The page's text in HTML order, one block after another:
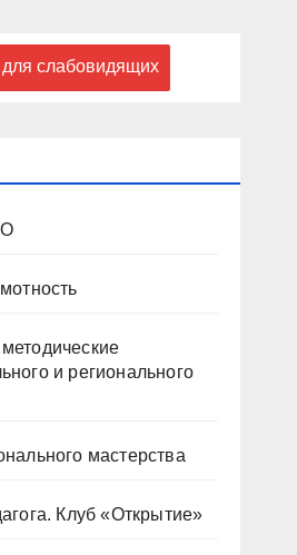
слабовидящих
и регионального
мастерства
Клуб «Открытие»